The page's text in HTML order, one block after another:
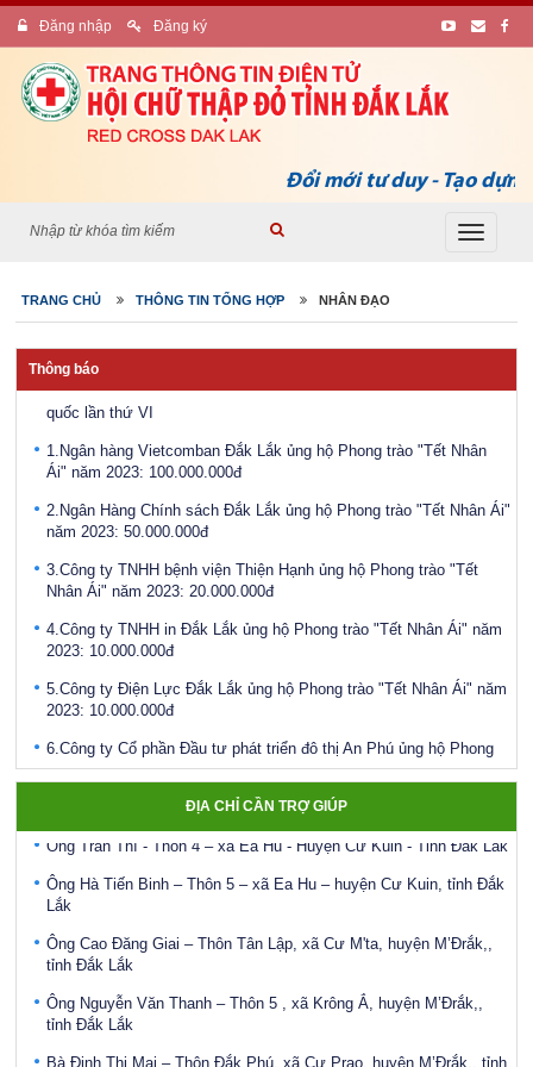
Đăng nhập Đăng ký
Đổi mới tư duy - Tạo
Toggle
TRANG CHỦ THÔNG TIN TỔNG HỢP NHÂN ĐẠO
Thông báo
Điều động, bổ nhiệm bà Ayun H’Hương giữ chức vụ Phó Giám đốc
Sở Lao động - Thương binh và Xã hội
Phát động Chiến dịch “Chung sức vì đồng bào miền bắc khắc phục
hậu quả bão số 3"
quốc lần thứ VI
1.Ngân hàng Vietcomban Đắk Lắk ủng hộ Phong trào "Tết Nhân
Ái" năm 2023: 100.000.000đ
2.Ngân Hàng Chính sách Đắk Lắk ủng hộ Phong trào "Tết Nhân Ái"
năm 2023: 50.000.000đ
3.Công ty TNHH bệnh viện Thiện Hạnh ủng hộ Phong trào "Tết
Nhân Ái" năm 2023: 20.000.000đ
4.Công ty TNHH in Đắk Lắk ủng hộ Phong trào "Tết Nhân Ái" năm
2023: 10.000.000đ
5.Công ty Điện Lực Đắk Lắk ủng hộ Phong trào "Tết Nhân Ái" năm
2023: 10.000.000đ
6.Công ty Cổ phần Đầu tư phát triển đô thị An Phú ủng hộ Phong
trào "Tết Nhân Ái" năm 2023: 10.000.000đ
7.Ngân Hàng Vietinbank ủng hộ Phong trào "Tết Nhân Ái" năm
8.Bảo hiểm xã hội tỉnh ủng hộ Phong trào "Tết Nhân Ái" năm 2023:
5.000.000đ
Sở Lao động - Thương binh và Xã hội
Thương binh và Xã hội tỉnh Đắk Lắk
hậu quả bão số 3"
ĐỊA CHỈ CẦN TRỢ GIÚP
Ông Hoàng Đức Hạnh - Thôn 1, xã Ea Sar, Huyện Ea Kar
Bà Nguyễn Thị Ngân – Thôn 5 – xã Ea Hu – Huyện Cư Kuin – Đắk
Lắk
Bà Vàng Thị Ngọc Hiến – Thôn Ea Krông, xã Cư San – huyện
M’Đrắk,, tỉnh Đắk Lắk
Ông Trần Thí - Thôn 4 – xã Ea Hu - Huyện Cư Kuin - Tỉnh Đắk Lắk
Ông Hà Tiến Binh – Thôn 5 – xã Ea Hu – huyện Cư Kuin, tỉnh Đắk
Lắk
Ông Cao Đăng Giai – Thôn Tân Lập, xã Cư M'ta, huyện M’Đrắk,,
tỉnh Đắk Lắk
Ông Nguyễn Văn Thanh – Thôn 5 , xã Krông Ắ, huyện M’Đrắk,,
tỉnh Đắk Lắk
Bà Đinh Thị Mai – Thôn Đắk Phú, xã Cư Prao, huyện M’Đrắk,, tỉnh